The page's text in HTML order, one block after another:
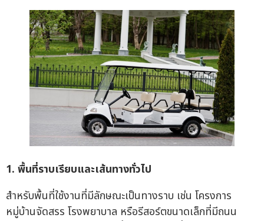
1. พื้นที่ราบเรียบและเส้นทางทั่วไป
สำหรับพื้นที่ใช้งานที่มีลักษณะเป็นทางราบ เช่น โครงการ
หมู่บ้านจัดสรร โรงพยาบาล หรือรีสอร์ตขนาดเล็กที่มีถนน